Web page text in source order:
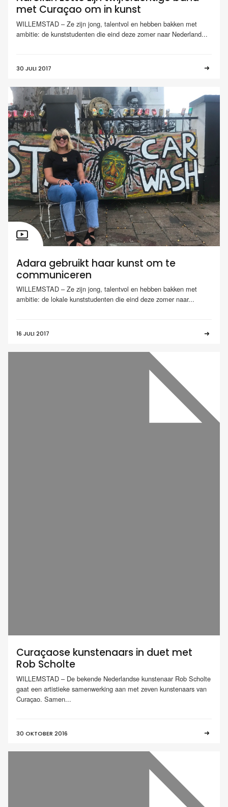
met Curaçao om in kunst
WILLEMSTAD – Ze zijn jong, talentvol en hebben bakken met
ambitie: de kunststudenten die eind deze zomer naar Nederland...
30 JULI 2017
Adara gebruikt haar kunst om te
communiceren
WILLEMSTAD – Ze zijn jong, talentvol en hebben bakken met
ambitie: de lokale kunststudenten die eind deze zomer naar...
16 JULI 2017
Curaçaose kunstenaars in duet met
Rob Scholte
WILLEMSTAD – De bekende Nederlandse kunstenaar Rob Scholte
gaat een artistieke samenwerking aan met zeven kunstenaars van
Curaçao. Samen...
30 OKTOBER 2016